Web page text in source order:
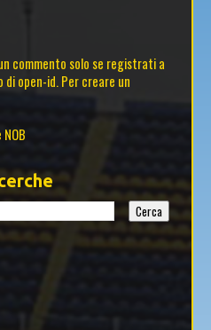
commento solo se registrati a
di open-id. Per creare un